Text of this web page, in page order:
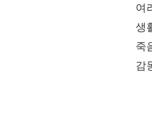
여
생
죽
감